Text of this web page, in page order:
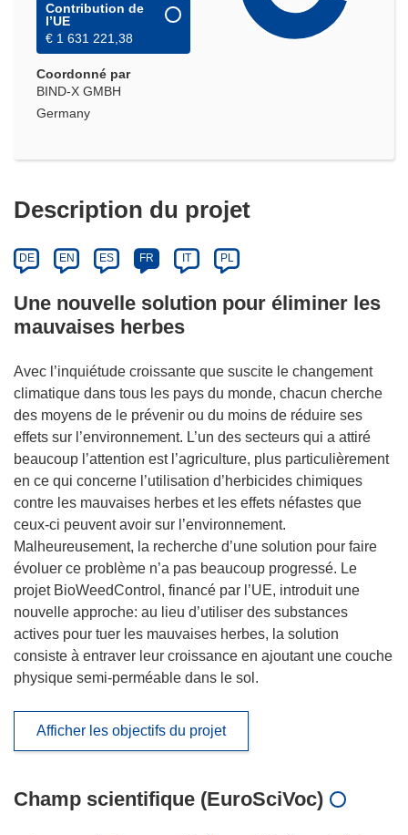
Contribution de
l’UE
€ 1 631 221,38
Coordonné par
BIND-X GMBH
Germany
Description du projet
DE EN ES FR IT PL
Une nouvelle solution pour éliminer les
mauvaises herbes
Avec l’inquiétude croissante que suscite le changement
climatique dans tous les pays du monde, chacun cherche
des moyens de le prévenir ou du moins de réduire ses
effets sur l’environnement. L’un des secteurs qui a attiré
beaucoup l’attention est l’agriculture, plus particulièrement
en ce qui concerne l’utilisation d’herbicides chimiques
contre les mauvaises herbes et les effets néfastes que
ceux-ci peuvent avoir sur l’environnement.
Malheureusement, la recherche d’une solution pour faire
évoluer ce problème n’a pas beaucoup progressé. Le
projet BioWeedControl, financé par l’UE, introduit une
nouvelle approche: au lieu d’utiliser des substances
actives pour tuer les mauvaises herbes, la solution
consiste à entraver leur croissance en ajoutant une couche
physique semi-perméable dans le sol.
Afficher les objectifs du projet
Champ scientifique (EuroSciVoc)